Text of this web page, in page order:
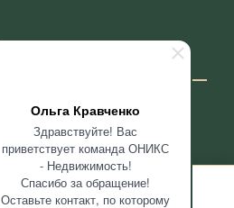
Ольга Кравченко
Здравствуйте! Вас
приветствует команда ОНИКС
- Недвижимость!
Спасибо за обращение!
Оставьте контакт, по которому